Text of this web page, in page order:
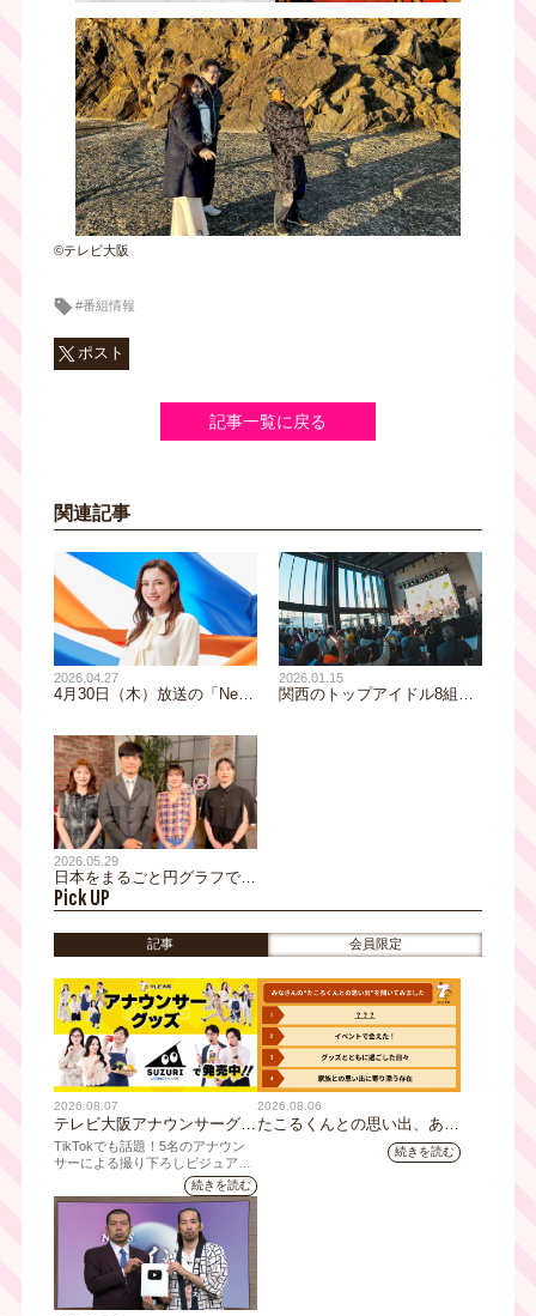
©テレビ大阪
#番組情報
ポスト
記事一覧に戻る
関連記事
2026.04.27
4月30日（木）放送の「News
ー 里沙（テレビ大阪アナウ
ンサー）が“モーサテファミ
リー”に！？
2026.01.15
関西のトップアイドル8組が
2026.05.29
日本をまるごと円グラフで可
視化！『ウチワケ社会』第2
弾が放送！
Pick UP
記事 会員限定
2026.08.07
テレビ大阪アナウンサーグッ
ズの新商品 8月8日(土)に発
売！ テーマは「個性全開」5
人それぞれの"らしさ"を詰め
込んだアイテムが登場
TikTokでも話題！5名のアナウン
サーによる撮り下ろしビジュアル
を使用した新グッズを発売続きを読む
2026.08.06
たこるくんとの思い出、あり
ますか？会員のみなさんに聞
続きを読む